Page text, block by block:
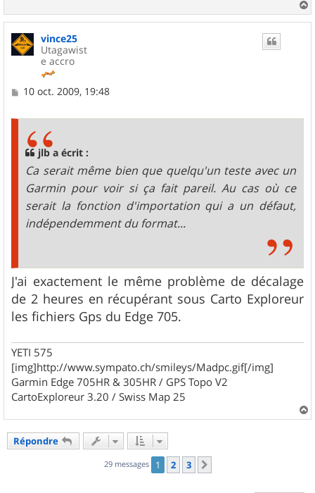
a
vince25
Utagawist
e accro
M10 oct. 2009, 19:48
jlb a écrit :
Ca serait même bien que quelqu'un teste avec un
Garmin pour voir si ça fait pareil. Au cas où ce
serait la fonction d'importation qui a un défaut,
indépendemment du format...
J'ai exactement le même problème de décalage
de 2 heures en récupérant sous Carto Exploreur
les fichiers Gps du Edge 705.
YETI 575
[img]http://www.sympato.ch/smileys/Madpc.gif[/img]
Garmin Edge 705HR & 305HR / GPS Topo V2
CartoExploreur 3.20 / Swiss Map 25
a
Répondre
29 messages 1 2 3